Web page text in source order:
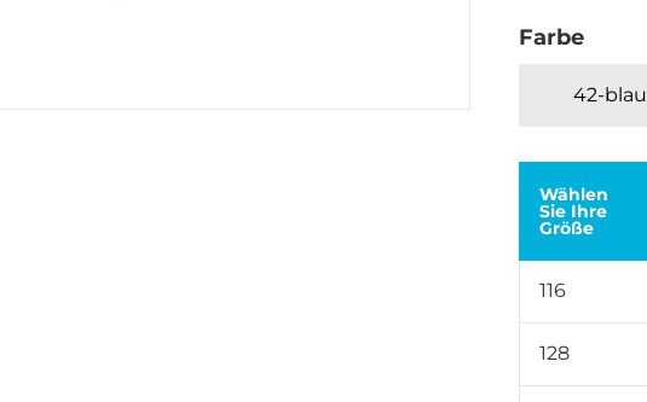
Farbe
42-blau
Wählen
Sie Ihre
Größe
116
128